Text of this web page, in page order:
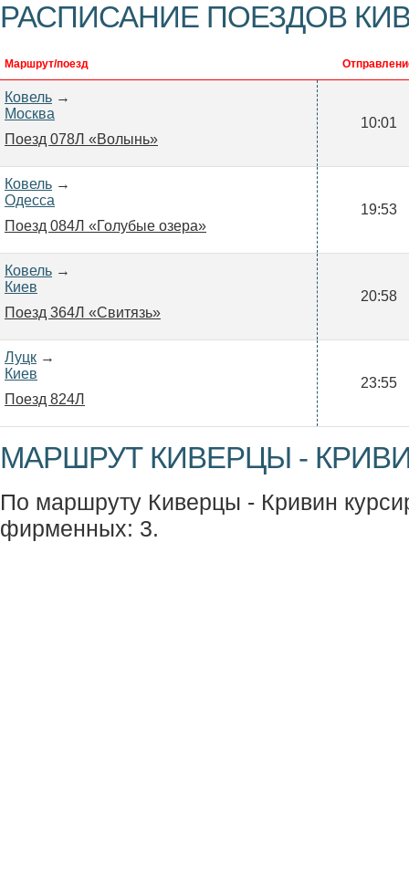
РАСПИСАНИЕ ПОЕЗДОВ
Маршрут/поезд
Ковель →
Москва
Поезд 078Л «Волынь»
10:01
Ковель →
Одесса
Поезд 084Л «Голубые озера»
19:53
Ковель →
Киев
Поезд 364Л «Свитязь»
20:58
Луцк →
Киев
Поезд 824Л
23:55
МАРШРУТ КИВЕРЦЫ -
По маршруту Киверцы - Кривин
фирменных: 3.